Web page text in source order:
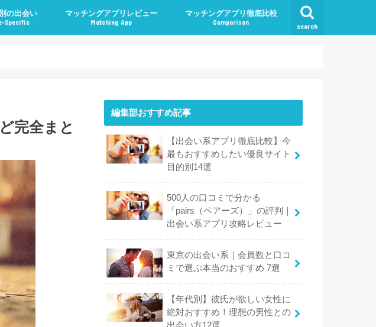
search
の出会い
Specific
マッチングアプリレビュー
Matching App
マッチングアプリ徹底比較
Comparison
完全まと
編集部おすすめ記事
【出会い系アプリ徹底比較】今
最もおすすめしたい優良サイト
目的別14選
500人の口コミで分かる
「pairs（ペアーズ）」の評判｜
出会い系アプリ攻略レビュー
東京の出会い系｜会員数と口コ
ミで選ぶ本当のおすすめ 7選
【年代別】彼氏が欲しい女性に
絶対おすすめ！理想の男性との
出会い方12選